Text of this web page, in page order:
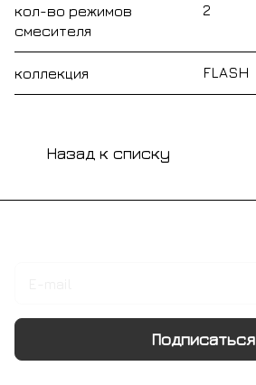
кол-во режимов
смесителя
2
коллекция FLASH
Назад к списку
Подписаться